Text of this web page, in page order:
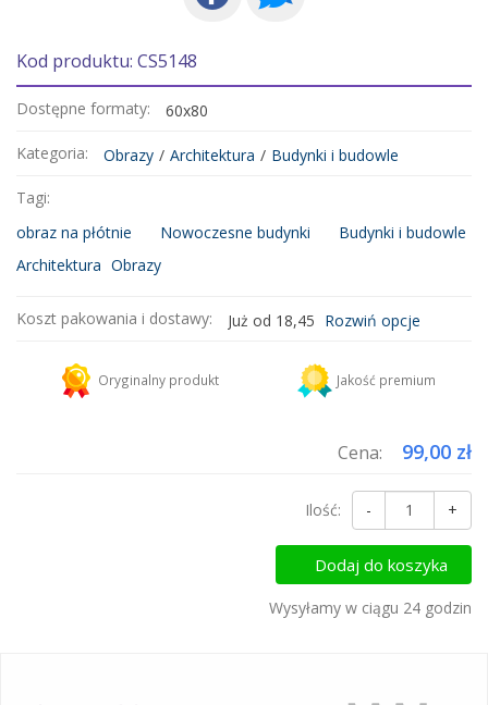
Kod produktu: CS5148
Dostępne formaty: 60x80
Kategoria: Obrazy / Architektura / Budynki i budowle
Tagi:
obraz na płótnie
Nowoczesne budynki
Budynki i budowle
Architektura Obrazy
Koszt pakowania i dostawy: Już od 18,45 Rozwiń opcje
Kurier DHL
Dodaj więcej produktów do koszyka i zapłać za wysyłkę tylko raz!
Oryginalny produkt Jakość premium
Cena: 99,00 zł
Dodaj do koszyka
Ilość: - +
Wysyłamy w ciągu 24 godzin